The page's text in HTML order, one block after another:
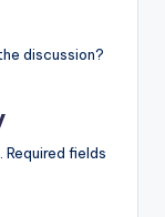
discussion?
Required fields